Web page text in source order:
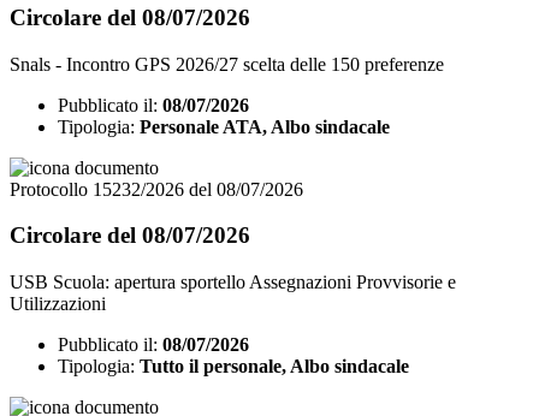
Circolare del 08/07/2026
Snals - Incontro GPS 2026/27 scelta delle 150 preferenze
Pubblicato il: 08/07/2026
Tipologia: Personale ATA, Albo sindacale
Protocollo 15232/2026 del 08/07/2026
Circolare del 08/07/2026
USB Scuola: apertura sportello Assegnazioni Provvisorie e
Utilizzazioni
Pubblicato il: 08/07/2026
Tipologia: Tutto il personale, Albo sindacale